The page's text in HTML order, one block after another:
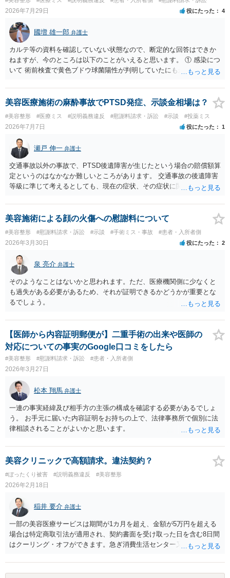
2026年7月29日 役にたった 4
國増 雄一郎 弁護士
カルテ等の資料を確認していない状態なので、断定的な回答はできか
ねますが、今のところは以下のことがいえると思います。 ① 感染につ
いて 術前検査で黄色ブドウ球菌陽性が判明していたにもかかわらず、
的な医療水準に照らして相当でないと判断された場合には、相手方の
過失が認められる可能性があります。 当時の標準的な医療水準につい
仮に左右でリスクが著しくことなるという事実が立証できるのであれ
ば、それに関する説明や選択の機会が与えられなかったことは、説明
義務違反にあたり、慰謝料が請求できる可能性があります。 ③ 鼻孔縁
挙上について 施術内容に「鼻孔緑挙上」が含まれる合意がある事実
と、それを相手方が勝手に取りやめた事実を立証できれば、債務不履
行責任を追及できる可能性があります。 また術中の変更可能性に関す
る事前の説明がなされていないのであれば、説明義務違反にあたり、
これについても損害賠償請求できる可能性があります。 詳しくは、術
前説明書や同意書の内容を精査する必要があります。 なお、請求書に
鼻孔緑挙上が実施内容として記載されている事実は、施術内容に鼻孔
緑挙上が含まれる合意がある事実を推認させる事実になると思われま
す。 ④当初の手術費用の返金や、他院での修正手術費用についても補
償を求めることが可能かについて 上記①〜③で記載された相手方の過
失又は債務不履行（他に過失又は債務不履行がある場合はそれも含
む）が認定され、それらと損害（当初の手術費用や他院での修正手術
費用）との間に相当因果関係が認められる場合は、補償を求めること
は可能です。 以上です。 何かあればご連絡ください。
美容医療施術の麻酔事故でPTSD発症、示談金相場は？
#美容整形 #医療ミス #説明義務違反 #慰謝料請求・訴訟 #示談 #投薬ミス
2026年7月7日 役にたった 1
瀬戸 伸一 弁護士
交通事故以外の事故で、PTSD後遺障害が生じたという場合の賠償額算
定というのはなかなか難しいところがあります。 交通事故の後遺障害
等級に準じて考えるとしても、現在の症状、その症状に関する医療記
ず、あっても、一定の検討をしないと算定は難しいと思いますので、
一般的には無料相談で確度の高い回答は得られないと思われます。 現
在の提案額で不満という場合、一般的には弁護士に依頼をして訴訟と
いう手続きをとったほうが、時間と手間はかかりますが、賠償額は多
くなる傾向にありますので、お近くの弁護士に依頼をするとよいと思
われます。
美容施術による顔の火傷への慰謝料について
#美容整形 #慰謝料請求・訴訟 #示談 #手術ミス・事故 #患者・入所者側
2026年3月30日 役にたった 2
泉 亮介 弁護士
そのようなことはないかと思われます。ただ、医療機関側に少なくと
も過失がある必要があるため、それが証明できるかどうかが重要とな
るでしょう。
【医師から内容証明郵便が】二重手術の出来や医師の
対応についての事実のGoogle口コミをしたら
#美容整形 #慰謝料請求・訴訟 #患者・入所者側
2026年3月27日
松本 翔馬 弁護士
一連の事実経緯及び相手方の主張の構成を確認する必要があるでしょ
う。 お手元に届いた内容証明をお持ちの上で、法律事務所で個別に法
律相談されることがよいかと思います。
美容クリニックで高額請求。違法契約？
#ぼったくり被害 #説明義務違反 #美容整形
2026年2月18日
稲井 要介 弁護士
一部の美容医療サービスは期間が1カ月を超え、金額が5万円を超える
場合は特定商取引法が適用され、契約書面を受け取った日を含む8日間
はクーリング・オフができます。急ぎ消費生活センター又は弁護士に